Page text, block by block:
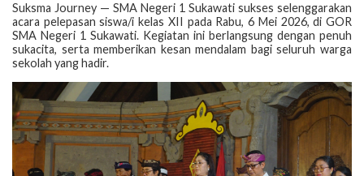
Suksma Journey — SMA Negeri 1 Sukawati sukses selenggarakan
acara pelepasan siswa/i kelas XII pada Rabu, 6 Mei 2026, di GOR
SMA Negeri 1 Sukawati. Kegiatan ini berlangsung dengan penuh
sukacita, serta memberikan kesan mendalam bagi seluruh warga
sekolah yang hadir.